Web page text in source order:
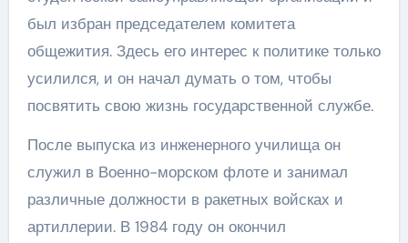
был избран председателем комитета
общежития. Здесь его интерес к политике только
усилился, и он начал думать о том, чтобы
посвятить свою жизнь государственной службе.
После выпуска из инженерного училища он
служил в Военно-морском флоте и занимал
различные должности в ракетных войсках и
артиллерии. В 1984 году он окончил